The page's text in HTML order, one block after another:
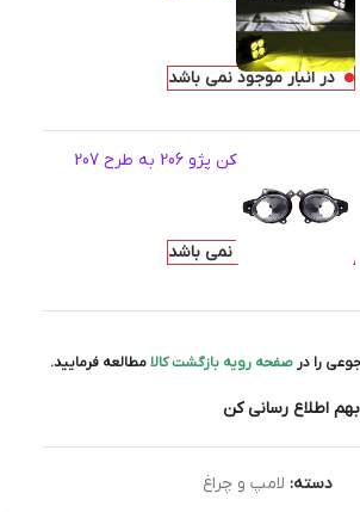
اطلاعات بیشتر
6,240,000تومان
در انبار موجود نمی باشد
قاب تبدیل مه شکن پژو 206 به طرح 207
اطلاعات بیشتر
در انبار موجود نمی باشد
را درصفحه رویه بازگشت کالامطالعه فرمایید.
اطلاع رسانی کن
دسته: لامپ و چراغ